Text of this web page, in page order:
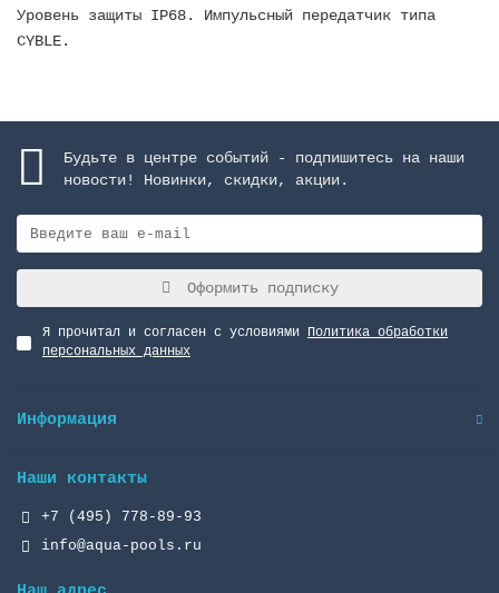
Уровень защиты IP68. Импульсный передатчик типа
CYBLE.
Будьте в центре событий - подпишитесь на наши
новости! Новинки, скидки, акции.
Оформить подписку
Я прочитал и согласен с условиями Политика обработки
персональных данных
Информация
Наши контакты
+7 (495) 778-89-93
info@aqua-pools.ru